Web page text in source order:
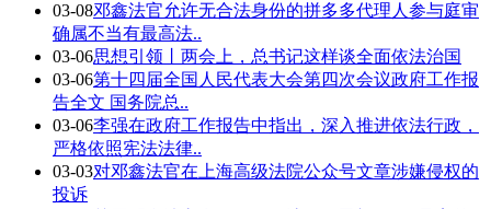
03-08邓鑫法官允许无合法身份的拼多多代理人参与庭审
确属不当有最高法..
03-06思想引领丨两会上，总书记这样谈全面依法治国
03-06第十四届全国人民代表大会第四次会议政府工作报
告全文 国务院总..
03-06李强在政府工作报告中指出，深入推进依法行政，
严格依照宪法法律..
03-03对邓鑫法官在上海高级法院公众号文章涉嫌侵权的
投诉